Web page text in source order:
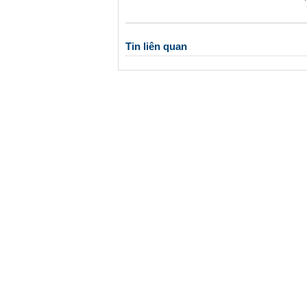
Tin liên quan